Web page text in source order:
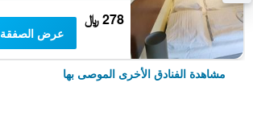
278 ﷼
عرض الصفقة
مشاهدة الفنادق الأخرى الموصى بها